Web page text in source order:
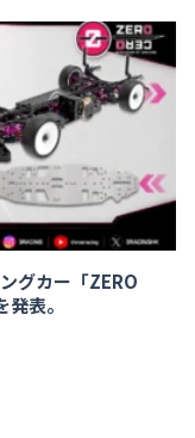
グカー「ZERO
表。